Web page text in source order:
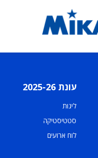
עונת 2025-26
ליגות
סטטיסטיקה
לוח ארועים